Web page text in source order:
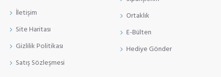
İletişim
Site Haritası
Gizlilik Politikası
Satış Sözleşmesi
Ortaklık
E-Bülten
Hediye Gönder